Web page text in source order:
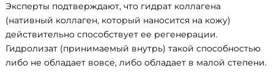
Эксперты подтверждают, что гидрат коллагена
(нативный коллаген, который наносится на кожу)
действительно способствует ее регенерации.
Гидролизат (принимаемый внутрь) такой способностью
либо не обладает вовсе, либо обладает в малой степени.